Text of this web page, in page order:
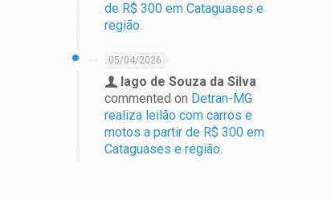
de R$ 300 em Cataguases e
região.
05/04/2026
Iago de Souza da Silva
commented on Detran-MG
realiza leilão com carros e
motos a partir de R$ 300 em
Cataguases e região.